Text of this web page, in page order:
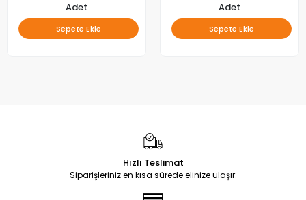
Adet
Sepete Ekle
Adet
Sepete Ekle
Hızlı Teslimat
Siparişleriniz en kısa sürede elinize ulaşır.